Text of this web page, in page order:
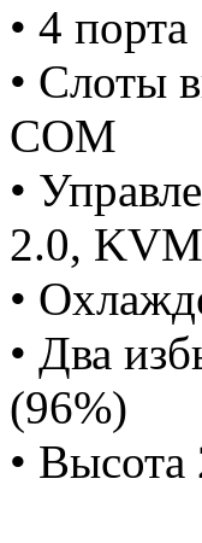
• 4
• Слоты
COM
•
2.0,
•
• Два
(96%)
• Высота